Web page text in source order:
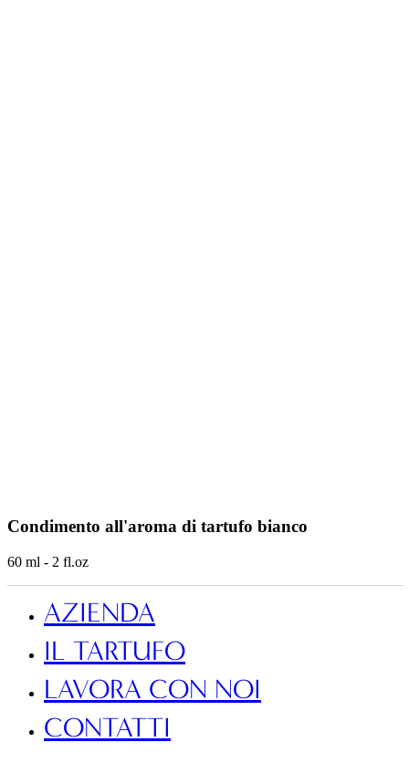
Condimento all'aroma di tartufo bianco
60 ml - 2 fl.oz
AZIENDA
IL TARTUFO
LAVORA CON NOI
CONTATTI